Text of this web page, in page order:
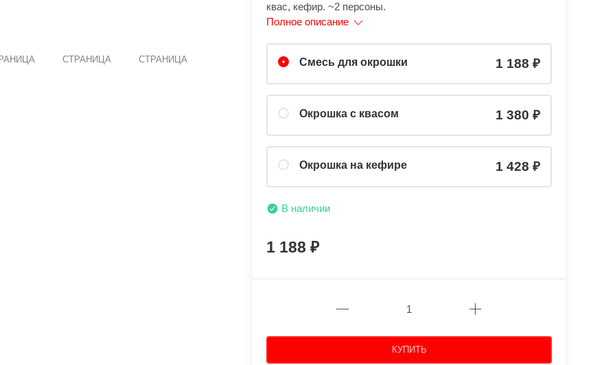
СТРАНИЦА СТРАНИЦА
квас, кефир. ~2 персоны.
Полное описание
Смесь для окрошки 1 188
Окрошка с квасом 1 380
Окрошка на кефире 1 428
В наличии
1 188
КУПИТЬ